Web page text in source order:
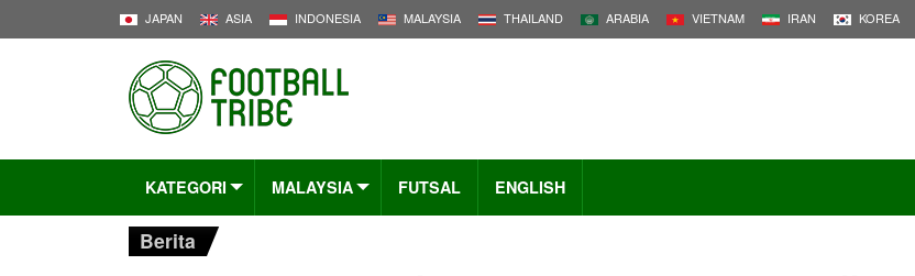
JAPAN ASIA INDONESIA MALAYSIA THAILAND ARABIA VIETNAM IRAN KOREA
KATEGORI MALAYSIA FUTSAL ENGLISH
Berita